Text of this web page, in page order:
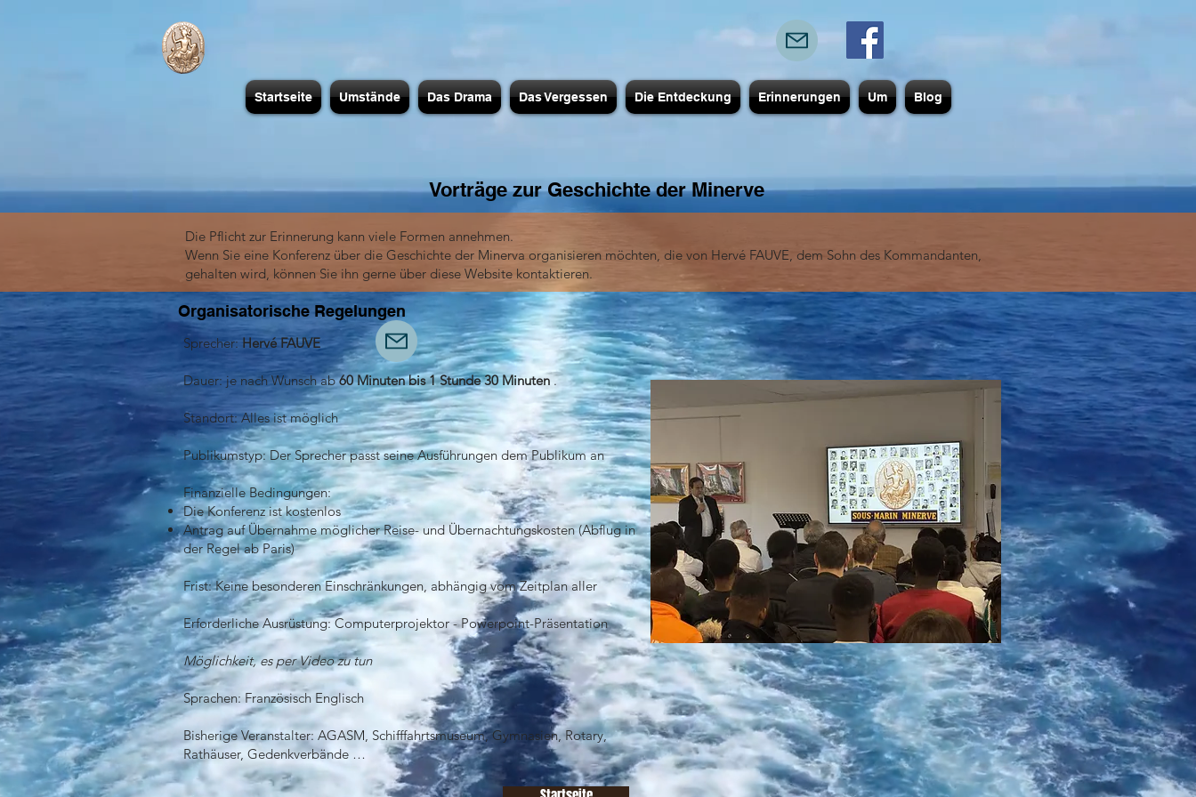
Startseite Umstände Das Drama Das Vergessen Die Entdeckung Erinnerungen Um Blog
Vorträge zur Geschichte der Minerve
Die Pflicht zur Erinnerung kann viele Formen annehmen.
Wenn Sie eine Konferenz über die Geschichte der Minerva organisieren möchten, die von Hervé FAUVE, dem Sohn des Kommandanten,
gehalten wird, können Sie ihn gerne über diese Website kontaktieren.
Organisatorische Regelungen
Sprecher: Hervé FAUVE
Dauer: je nach Wunsch ab60 Minuten bis 1 Stunde 30 Minuten.
Standort: Alles ist möglich
Publikumstyp: Der Sprecher passt seine Ausführungen dem Publikum an
Finanzielle Bedingungen:
Die Konferenz ist kostenlos
Antrag auf Übernahme möglicher Reise- und Übernachtungskosten (Abflug in
der Regel ab Paris)
Frist: Keine besonderen Einschränkungen, abhängig vom Zeitplan aller
Erforderliche Ausrüstung: Computerprojektor - Powerpoint-Präsentation
Möglichkeit, es per Video zu tun
Sprachen: Französisch Englisch
Bisherige Veranstalter: AGASM, Schifffahrtsmuseum, Gymnasien, Rotary,
Rathäuser, Gedenkverbände …